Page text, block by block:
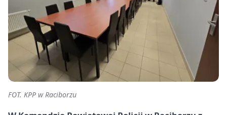
FOT. KPP w Raciborzu